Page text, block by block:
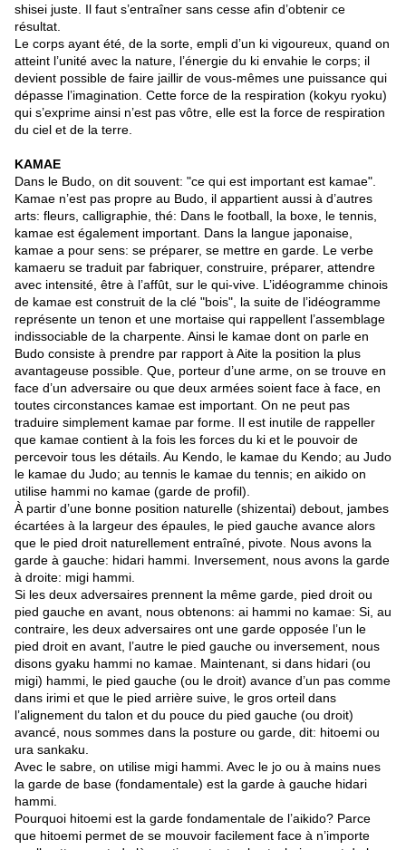
shisei juste. Il faut s’entraîner sans cesse afin d’obtenir ce
résultat.
Le corps ayant été, de la sorte, empli d’un ki vigoureux, quand on
atteint l’unité avec la nature, l’énergie du ki envahie le corps; il
devient possible de faire jaillir de vous-mêmes une puissance qui
dépasse l’imagination. Cette force de la respiration (kokyu ryoku)
qui s’exprime ainsi n’est pas vôtre, elle est la force de respiration
du ciel et de la terre.
KAMAE
Dans le Budo, on dit souvent: "ce qui est important est kamae".
Kamae n’est pas propre au Budo, il appartient aussi à d’autres
arts: fleurs, calligraphie, thé: Dans le football, la boxe, le tennis,
kamae est également important. Dans la langue japonaise,
kamae a pour sens: se préparer, se mettre en garde. Le verbe
kamaeru se traduit par fabriquer, construire, préparer, attendre
avec intensité, être à l’affût, sur le qui-vive. L’idéogramme chinois
de kamae est construit de la clé "bois", la suite de l’idéogramme
représente un tenon et une mortaise qui rappellent l’assemblage
indissociable de la charpente. Ainsi le kamae dont on parle en
Budo consiste à prendre par rapport à Aite la position la plus
avantageuse possible. Que, porteur d’une arme, on se trouve en
face d’un adversaire ou que deux armées soient face à face, en
toutes circonstances kamae est important. On ne peut pas
traduire simplement kamae par forme. Il est inutile de rappeller
que kamae contient à la fois les forces du ki et le pouvoir de
percevoir tous les détails. Au Kendo, le kamae du Kendo; au Judo
le kamae du Judo; au tennis le kamae du tennis; en aikido on
utilise hammi no kamae (garde de profil).
À partir d’une bonne position naturelle (shizentai) debout, jambes
écartées à la largeur des épaules, le pied gauche avance alors
que le pied droit naturellement entraîné, pivote. Nous avons la
garde à gauche: hidari hammi. Inversement, nous avons la garde
à droite: migi hammi.
Si les deux adversaires prennent la même garde, pied droit ou
pied gauche en avant, nous obtenons: ai hammi no kamae: Si, au
contraire, les deux adversaires ont une garde opposée l’un le
pied droit en avant, l’autre le pied gauche ou inversement, nous
disons gyaku hammi no kamae. Maintenant, si dans hidari (ou
migi) hammi, le pied gauche (ou le droit) avance d’un pas comme
dans irimi et que le pied arrière suive, le gros orteil dans
l’alignement du talon et du pouce du pied gauche (ou droit)
avancé, nous sommes dans la posture ou garde, dit: hitoemi ou
ura sankaku.
Avec le sabre, on utilise migi hammi. Avec le jo ou à mains nues
la garde de base (fondamentale) est la garde à gauche hidari
hammi.
Pourquoi hitoemi est la garde fondamentale de l’aikido? Parce
que hitoemi permet de se mouvoir facilement face à n’importe